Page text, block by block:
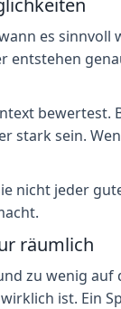
es
stark sein.
nicht jeder
räumlich
zu wenig
ist. Ein